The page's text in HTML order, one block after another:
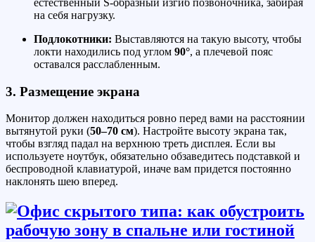
на себя нагрузку.
Подлокотники: Выставляются на такую высоту, чтобы
локти находились под углом 90°, а плечевой пояс
оставался расслабленным.
3. Размещение экрана
Монитор должен находиться ровно перед вами на расстоянии
вытянутой руки (50–70 см). Настройте высоту экрана так,
чтобы взгляд падал на верхнюю треть дисплея. Если вы
используете ноутбук, обязательно обзаведитесь подставкой и
беспроводной клавиатурой, иначе вам придется постоянно
наклонять шею вперед.